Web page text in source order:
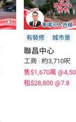
有裝修 城市景
聯昌中心
工商 | 約3,710呎
售$1,670萬
租$28,800 @7.8